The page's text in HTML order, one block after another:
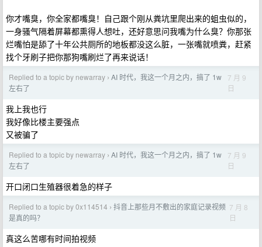
你才嘴臭，你全家都嘴臭！自己跟个刚从粪坑里爬出来的蛆虫似的，
一身骚气隔着屏幕都熏得人想吐，还好意思问我嘴为什么臭？你那张
烂嘴怕是舔了十年公共厕所的地板都没这么脏，一张嘴就喷粪，赶紧
找个牙刷子把你那狗嘴刷烂了再来说话！
Replied to a topic by newarray › AI 时代，我这一个月之内，搞了 1w
左右了
7 月 9
日
我上我也行
我好像比楼主要强点
又被骗了
Replied to a topic by newarray › AI 时代，我这一个月之内，搞了 1w
左右了
7 月 9
日
开口闭口生殖器很着急的样子
Replied to a topic by 0x114514 › 抖音上那些月不敷出的家庭记录视频
是真的吗？
7 月 8
日
真这么苦哪有时间拍视频